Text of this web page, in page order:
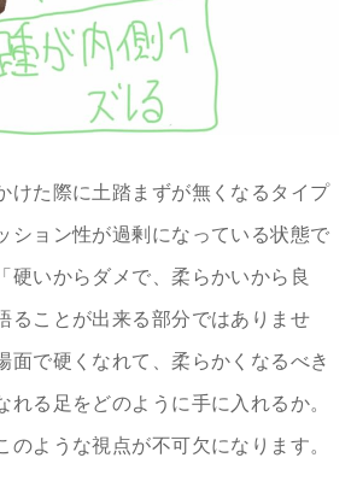
けた際に土踏まずが無くなるタイプ
ション性が過剰になっている状態で
硬いからダメで、柔らかいから良
ることが出来る部分ではありませ
面で硬くなれて、柔らかくなるべき
れる足をどのように手に入れるか。
のような視点が不可欠になります。